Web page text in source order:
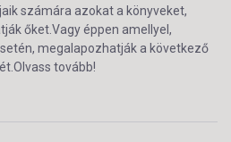
számára azokat a könyveket,
őket.Vagy éppen amellyel,
megalapozhatják a következő
tovább!